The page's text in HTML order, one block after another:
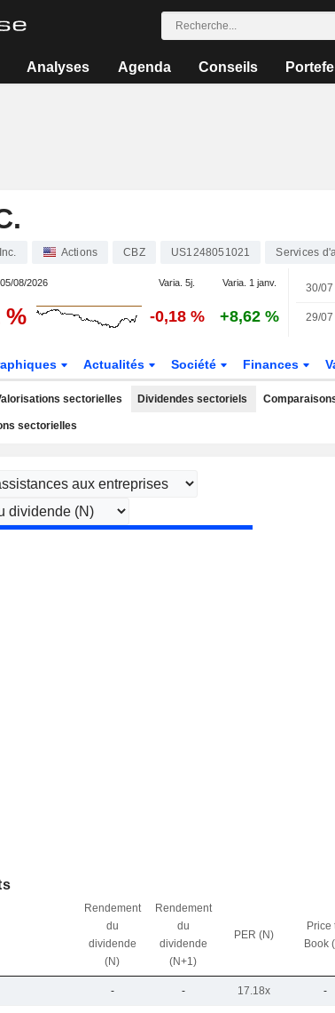
Analyses Agenda Conseils
Actions CBZ US1248051021 Services
08/2026 Varia. 5j. Varia. 1 janv.
% -0,18 % +8,62 %
30/07
29/07
Actualités Société Finances
sectorielles Dividendes sectoriels
sectorielles
Rendement
du
dividende
(N)
Rendement
du
dividende
(N+1)
PER (N)
Price
Book
- - 17.18x -